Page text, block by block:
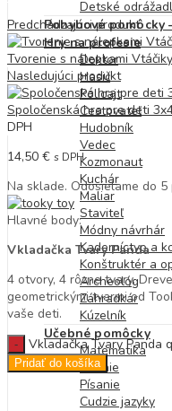
Detské
Pohybové pomôcky
Hry na profesie
Doktor
Hasič
Policajt
Cestovateľ
Hudobník
Vedec
Kozmonaut
Kuchár
Maliar
Staviteľ
Módny návrhár
Kaderníctvo a
Konštruktér a
Archeológ
Záhradkár
Kúzelník
Učebné pomôcky
Matematika
Čítanie
Písanie
Cudzie jazyky
Predchádzajúci produkt
Tvorenie s nálepkami
Nasledujúci produkt
Spoločenská hra pre deti
DPH
14,50 € s DPH
Na sklade. Odosielame do 5
Hlavné body:
Vkladačka Tvary Panda
4 otvory, 4 rôzne tvary.
geometrickými tvarmi od
vaše deti.
Vkladačka Tvary Panda
Pridať do košíka